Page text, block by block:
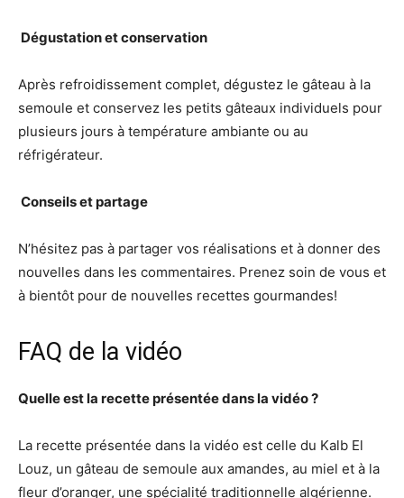
️ Dégustation et conservation
Après refroidissement complet, dégustez le gâteau à la
semoule et conservez les petits gâteaux individuels pour
plusieurs jours à température ambiante ou au
réfrigérateur.
‍ Conseils et partage
N’hésitez pas à partager vos réalisations et à donner des
nouvelles dans les commentaires. Prenez soin de vous et
à bientôt pour de nouvelles recettes gourmandes!
FAQ de la vidéo
Quelle est la recette présentée dans la vidéo ?
La recette présentée dans la vidéo est celle du Kalb El
Louz, un gâteau de semoule aux amandes, au miel et à la
fleur d’oranger, une spécialité traditionnelle algérienne.